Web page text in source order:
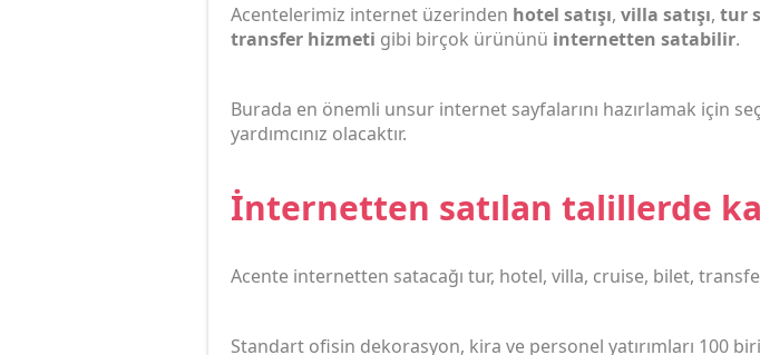
Acentelerimiz internet üzerinden hotel satışı, villa satışı, tur
transfer hizmeti gibi birçok ürününü internetten satabilir.
Burada en önemli unsur internet sayfalarını hazırlamak için
yardımcınız olacaktır.
İnternetten satılan talillerde
Acente internetten satacağı tur, hotel, villa, cruise, bilet,
Standart ofisin dekorasyon, kira ve personel yatırımları 100